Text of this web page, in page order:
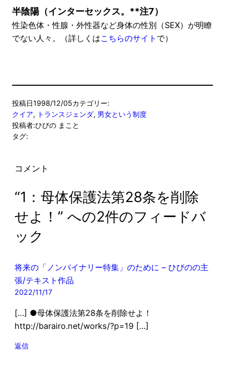
半陰陽（インターセックス。**注7）
性染色体・性腺・外性器など身体の性別（SEX）が明瞭
でない人々。（詳しくはこちらのサイト で）
投稿日1998/12/05カテゴリー:
クイア, トランスジェンダ, 男女という制度
投稿者:ひびの まこと
タグ:
コメント
“1：母体保護法第28条を削除
せよ！” への2件のフィードバ
ック
将来の「ノンバイナリー特集」のために – ひびのの主
張/テキスト作品
2022/11/17
[…] ●母体保護法第28条を削除せよ！
http://barairo.net/works/?p=19 […]
返信